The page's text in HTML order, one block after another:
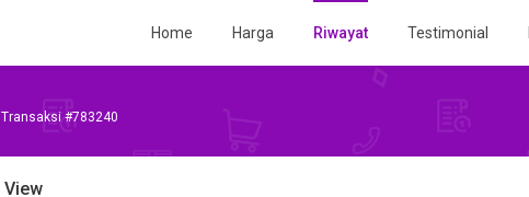
Home Harga Riwayat Testimonial
Transaksi #783240
View